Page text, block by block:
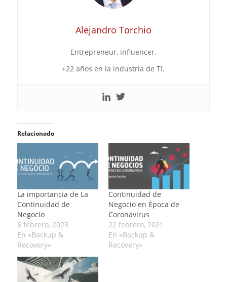
Alejandro Torchio
Entrepreneur, influencer.
+22 años en la industria de TI.
Relacionado
La importancia de La
Continuidad de
Negocio
6 febrero, 2023
En «Backup &
Recovery»
Continuidad de
Negocio en Época de
Coronavirus
22 febrero, 2021
En «Backup &
Recovery»